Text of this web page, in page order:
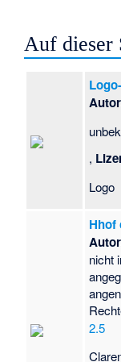
Auf dieser
,
Logo
Hhof
nicht
2.5